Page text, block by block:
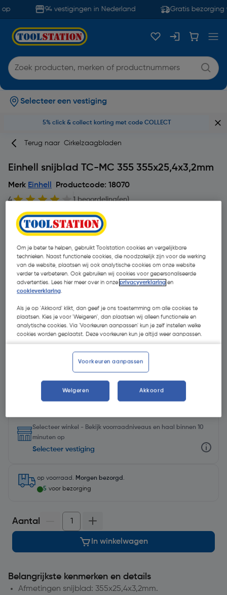
94 vestigingen in Nederland Gratis bezorging
Selecteer een vestiging
5% click & collect korting met code COLLECT
Terug naar Cirkelzaagbladen
Einhell snijblad TC-MC 355 355x25,4x3,2mm
Merk Einhell Productcode: 18070
4 1 beoordeling(en)
| Excl. btw € 19,91
Selecteer winkel - Bekijk voorraadniveaus en haal binnen 10
minuten op
Selecteer vestiging
op voorraad. Morgen bezorgd .
5 voor bezorging
Aantal
In winkelwagen
Belangrijkste kenmerken en details
Afmetingen snijblad: 355x25,4x3,2mm.
Om je beter te helpen, gebruikt Toolstation cookies en vergelijkbare
technieken. Naast functionele cookies, die noodzakelijk zijn voor de werking
van de website, plaatsen wij ook analytische cookies om onze website
verder te verbeteren. Ook gebruiken wij cookies voor gepersonaliseerde
advertenties. Lees hier meer over in onzeprivacyverklaring en
cookieverklaring.
Als je op 'Akkoord' klikt, dan geef je ons toestemming om alle cookies te
plaatsen. Kies je voor 'Weigeren', dan plaatsen wij alleen functionele en
analytische cookies. Via 'Voorkeuren aanpassen' kun je zelf instellen welke
cookies worden geplaatst. Deze voorkeuren kun je altijd weer aanpassen.
Voorkeuren aanpassen
Weigeren Akkoord